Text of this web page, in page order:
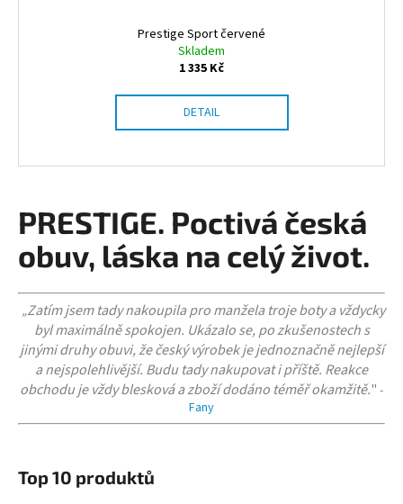
Prestige Sport červené
Skladem
1 335 Kč
DETAIL
PRESTIGE. Poctivá česká
obuv, láska na celý život.
„Zatím jsem tady nakoupila pro manžela troje boty a vždycky
byl maximálně spokojen. Ukázalo se, po zkušenostech s
jinými druhy obuvi, že český výrobek je jednoznačně nejlepší
a nejspolehlivější. Budu tady nakupovat i příště. Reakce
obchodu je vždy blesková a zboží dodáno téměř okamžitě." -
Fany
Top 10 produktů